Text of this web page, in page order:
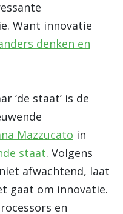
Want innovatie
denken en
‘de staat’ is de
Mazzucato in
staat. Volgens
afwachtend, laat
gaat om innovatie.
en